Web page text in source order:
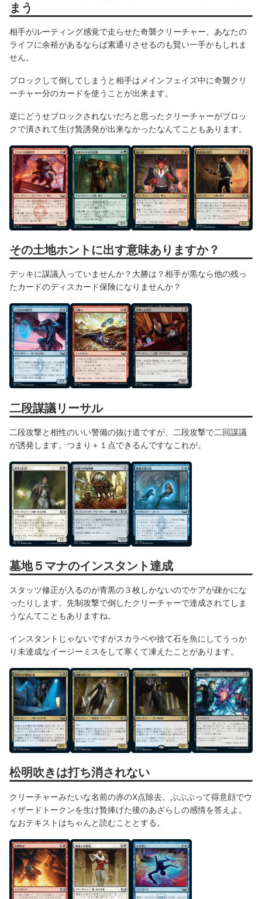
まう
相手がルーティング感覚で走らせた奇襲クリーチャー、あなたの
ライフに余裕があるならば素通りさせるのも賢い一手かもしれま
せん。
ブロックして倒してしまうと相手はメインフェイズ中に奇襲クリ
ーチャー分のカードを使うことが出来ます。
逆にどうせブロックされないだろと思ったクリーチャーがブロッ
クで潰されて生け贄誘発が出来なかったなんてこともあります。
その土地ホントに出す意味ありますか？
デッキに謀議入っていませんか？大勝は？相手が黒なら他の残っ
たカードのディスカード保険になりませんか？
二段謀議リーサル
二段攻撃と相性のいい警備の抜け道ですが、二段攻撃で二回謀議
が誘発します。つまり＋１点できるんですなこれが。
墓地５マナのインスタント達成
スタッツ修正が入るのが青黒の３枚しかないのでケアが疎かにな
ったりします。先制攻撃で倒したクリーチャーで達成されてしま
うなんてこともありますね。
インスタントじゃないですがスカラベや捨て石を魚にしてうっか
り未達成なイージーミスをして寒くて凍えたことがあります。
松明吹きは打ち消されない
クリーチャーみたいな名前の赤のX点除去。ぷぷぷって得意顔でウ
ィザードトークンを生け贄捧げた後のあざらしの感情を答えよ。
なおテキストはちゃんと読むこととする。